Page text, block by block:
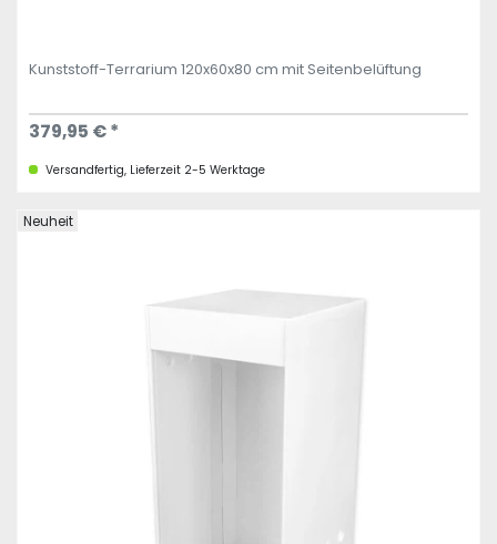
Kunststoff-Terrarium 120x60x80 cm mit Seitenbelüftung
379,95 € *
Versandfertig, Lieferzeit 2-5 Werktage
Neuheit